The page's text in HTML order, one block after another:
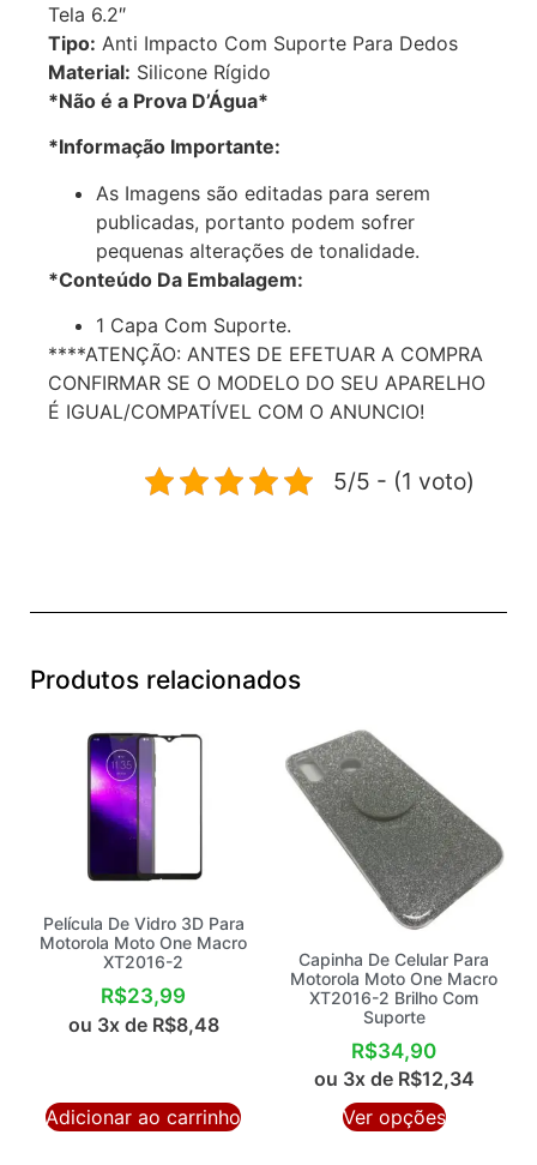
Tela 6.2″
Tipo: Anti Impacto Com Suporte Para Dedos
Material: Silicone Rígido
*Não é a Prova D’Água*
*Informação Importante:
As Imagens são editadas para serem
publicadas, portanto podem sofrer
pequenas alterações de tonalidade.
*Conteúdo Da Embalagem:
1 Capa Com Suporte.
****ATENÇÃO: ANTES DE EFETUAR A COMPRA
CONFIRMAR SE O MODELO DO SEU APARELHO
É IGUAL/COMPATÍVEL COM O ANUNCIO!
5/5 - (1 voto)
Produtos relacionados
Película De Vidro 3D Para
Motorola Moto One Macro
XT2016-2
R$23,99
ou 3x de R$8,48
Adicionar ao carrinho
Capinha De Celular Para
Motorola Moto One Macro
XT2016-2 Brilho Com
Suporte
R$34,90
ou 3x de R$12,34
Ver opções